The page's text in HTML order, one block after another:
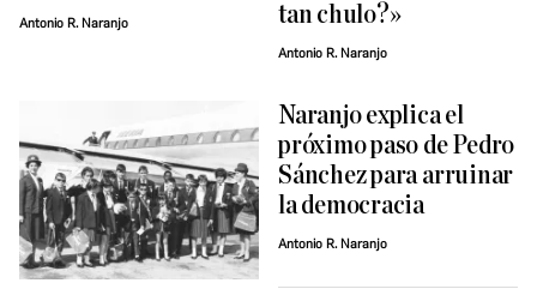
Antonio R. Naranjo
tan chulo?»
Antonio R. Naranjo
Naranjo explica el
próximo paso de Pedro
Sánchez para arruinar
la democracia
Antonio R. Naranjo